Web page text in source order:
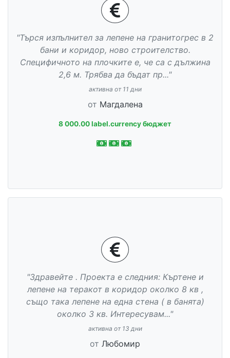
"Търся изпълнител за лепене на гранитогрес в 2
бани и коридор, ново строителство.
Специфичното на плочките е, че са с дължина
2,6 м. Трябва да бъдат пр..."
активна от 11 дни
от Магдалена
8 000.00 label.currency бюджет
"Здравейте . Проекта е следния: Къртене и
лепене на теракот в коридор околко 8 кв ,
също така лепене на една стена ( в банята)
околко 3 кв. Интересувам..."
активна от 13 дни
от Любомир